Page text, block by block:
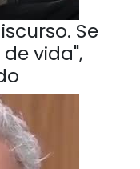
Se
vida",